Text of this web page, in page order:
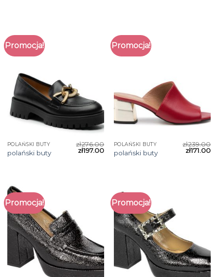
Promocja!
POLAŃSKI BUTY
polański buty
zł276.00
zł197.00
Promocja!
POLAŃSKI BUTY
polański buty
zł239.00
zł171.00
Promocja! Promocja!